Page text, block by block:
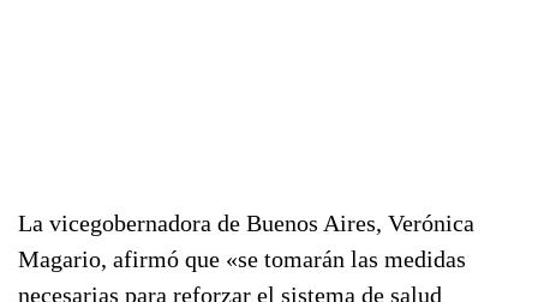
La vicegobernadora de Buenos Aires, Verónica
Magario, afirmó que «se tomarán las medidas
necesarias para reforzar el sistema de salud